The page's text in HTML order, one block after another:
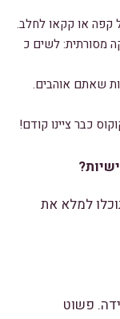
קפה או קקאו לחלב.
מסורתית: לשים כ
שאתם אוהבים.
כבר ציינו קודם!
למלא את
פשוט